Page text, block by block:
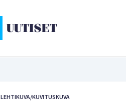
LEHTIKUVA/KUVITUSKUVA